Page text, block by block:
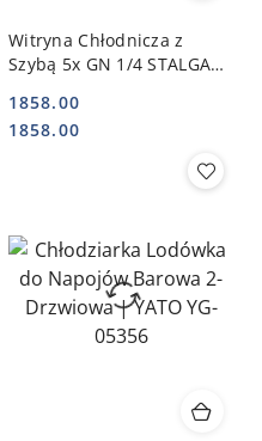
Witryna Chłodnicza z
Szybą 5x GN 1/4 STALGAST
Cena:
1858.00
Cena:
1858.00